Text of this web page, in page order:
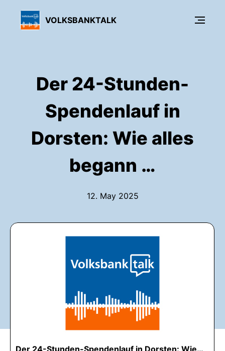
VOLKSBANKTALK
Der 24-Stunden-
Spendenlauf in
Dorsten: Wie alles
begann …
12. May 2025